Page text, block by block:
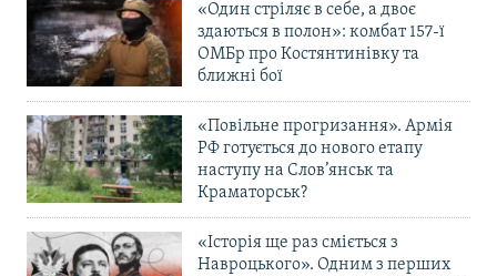
«Один стріляє в себе, а двоє
здаються в полон»: комбат 157-ї
ОМБр про Костянтинівку та
ближні бої
«Повільне прогризання». Армія
РФ готується до нового етапу
наступу на Слов’янськ та
Краматорськ?
«Історія ще раз сміється з
Навроцького». Одним з перших